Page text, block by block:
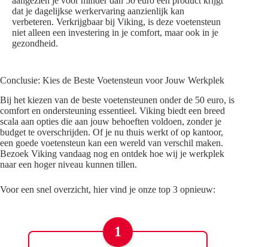
dat je dagelijkse werkervaring aanzienlijk kan
verbeteren. Verkrijgbaar bij Viking, is deze voetensteun
niet alleen een investering in je comfort, maar ook in je
gezondheid.
Conclusie: Kies de Beste Voetensteun voor Jouw Werkplek
Bij het kiezen van de beste voetensteunen onder de 50 euro, is
comfort en ondersteuning essentieel. Viking biedt een breed
scala aan opties die aan jouw behoeften voldoen, zonder je
budget te overschrijden. Of je nu thuis werkt of op kantoor,
een goede voetensteun kan een wereld van verschil maken.
Bezoek Viking vandaag nog en ontdek hoe wij je werkplek
naar een hoger niveau kunnen tillen.
Voor een snel overzicht, hier vind je onze top 3 opnieuw:
1